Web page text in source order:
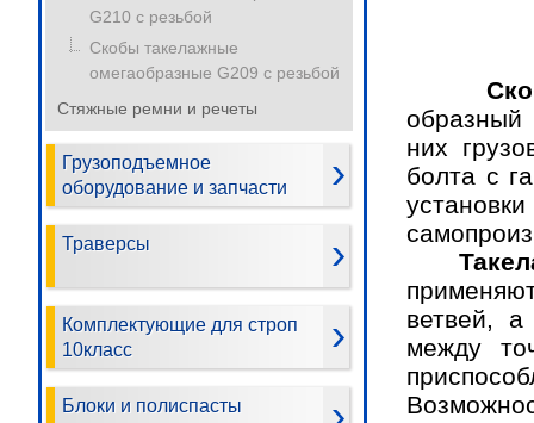
G210 с резьбой
Скобы такелажные
омегаобразные G209 с резьбой
Стяжные ремни и речеты
Грузоподъемное
оборудование и запчасти
Траверсы
Комплектующие для строп
10класс
Блоки и полиспасты
Скоба
образный
них
болта с
ветвей,
между